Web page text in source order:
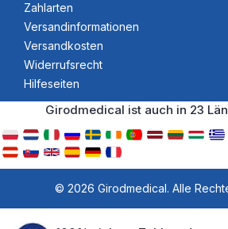
Zahlarten
Versandinformationen
Versandkosten
Widerrufsrecht
Hilfeseiten
Girodmedical ist auch in 23
© 2026 Girodmedical. Alle